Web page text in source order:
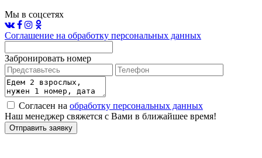
Мы в соцсетях
Соглашение на обработку персональных данных
Забронировать номер
Согласен на обработку персональных данных
Наш менеджер свяжется с Вами в ближайшее время!